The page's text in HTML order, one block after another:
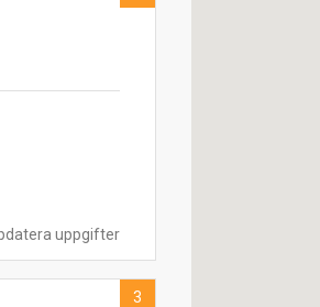
uppgifter
3